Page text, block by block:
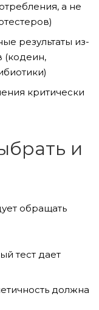
а не
результаты из-
(кодеин,
критически
и
обращать
тест дает
должна